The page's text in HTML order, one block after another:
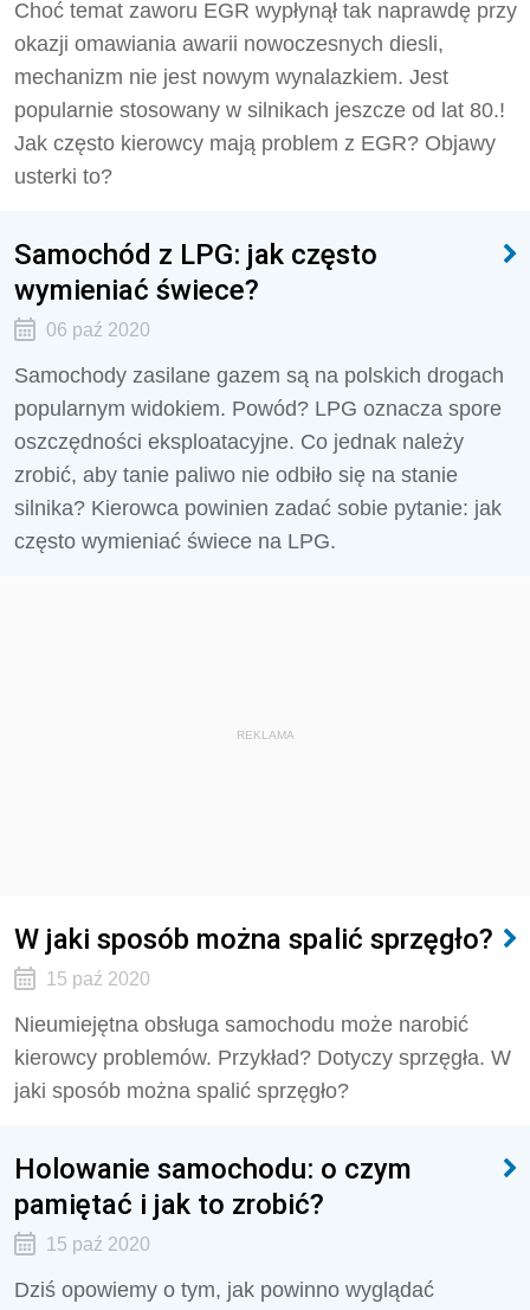
Choć temat zaworu EGR wypłynął tak naprawdę przy
okazji omawiania awarii nowoczesnych diesli,
mechanizm nie jest nowym wynalazkiem. Jest
popularnie stosowany w silnikach jeszcze od lat 80.!
Jak często kierowcy mają problem z EGR? Objawy
usterki to?
Samochód z LPG: jak często
wymieniać świece?
06 paź 2020
Samochody zasilane gazem są na polskich drogach
popularnym widokiem. Powód? LPG oznacza spore
oszczędności eksploatacyjne. Co jednak należy
zrobić, aby tanie paliwo nie odbiło się na stanie
silnika? Kierowca powinien zadać sobie pytanie: jak
często wymieniać świece na LPG.
REKLAMA
W jaki sposób można spalić sprzęgło?
15 paź 2020
Nieumiejętna obsługa samochodu może narobić
kierowcy problemów. Przykład? Dotyczy sprzęgła. W
jaki sposób można spalić sprzęgło?
Holowanie samochodu: o czym
pamiętać i jak to zrobić?
15 paź 2020
Dziś opowiemy o tym, jak powinno wyglądać